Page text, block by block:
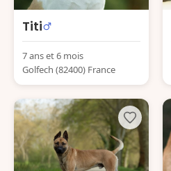
Titi
7 ans et 6 mois
Golfech (82400) France